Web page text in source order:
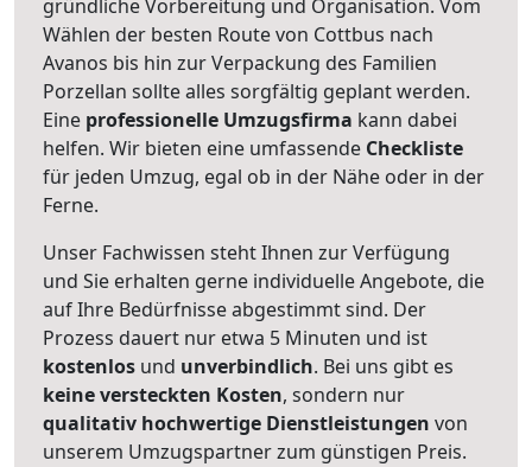
gründliche Vorbereitung und Organisation. Vom
Wählen der besten Route von Cottbus nach
Avanos bis hin zur Verpackung des Familien
Porzellan sollte alles sorgfältig geplant werden.
Eine professionelle Umzugsfirma kann dabei
helfen. Wir bieten eine umfassende Checkliste
für jeden Umzug, egal ob in der Nähe oder in der
Ferne.
Unser Fachwissen steht Ihnen zur Verfügung
und Sie erhalten gerne individuelle Angebote, die
auf Ihre Bedürfnisse abgestimmt sind. Der
Prozess dauert nur etwa 5 Minuten und ist
kostenlos und unverbindlich. Bei uns gibt es
keine versteckten Kosten, sondern nur
qualitativ hochwertige Dienstleistungen von
unserem Umzugspartner zum günstigen Preis.